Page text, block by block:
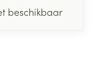
beschikbaar